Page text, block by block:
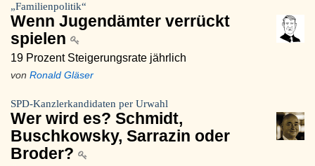
„Familienpolitik“
Wenn Jugendämter verrückt
spielen
19 Prozent Steigerungsrate jährlich
von Ronald Gläser
SPD-Kanzlerkandidaten per Urwahl
Wer wird es? Schmidt,
Buschkowsky, Sarrazin oder
Broder?